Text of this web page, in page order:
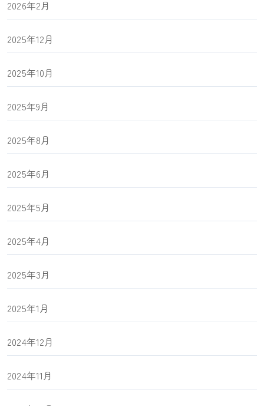
2026年2月
2025年12月
2025年10月
2025年9月
2025年8月
2025年6月
2025年5月
2025年4月
2025年3月
2025年1月
2024年12月
2024年11月